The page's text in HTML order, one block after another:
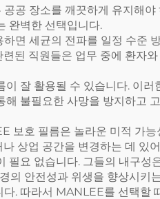
공 장소를 깨끗하게 유지해
완벽한 선택입니다.
면 세균의 전파를 일정 수준
된 직원들은 업무 중에 환자
잘 활용될 수 있습니다. 이
불필요한 사망을 방지하고
보호 필름은 놀라운 미적 가
상업 공간을 변경하는 데
필요 없습니다. 그들의 내구
의 안전성과 위생을 향상시키
. 따라서 MANLEE를 선택할